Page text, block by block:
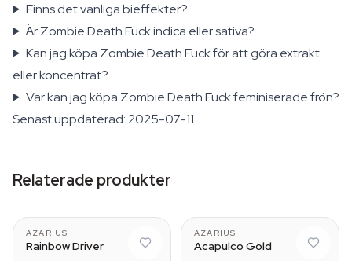
Finns det vanliga bieffekter?
Är Zombie Death Fuck indica eller sativa?
Kan jag köpa Zombie Death Fuck för att göra extrakt
eller koncentrat?
Var kan jag köpa Zombie Death Fuck feminiserade frön?
Senast uppdaterad: 2025-07-11
Relaterade produkter
AZARIUS
Rainbow Driver
AZARIUS
Acapulco Gold